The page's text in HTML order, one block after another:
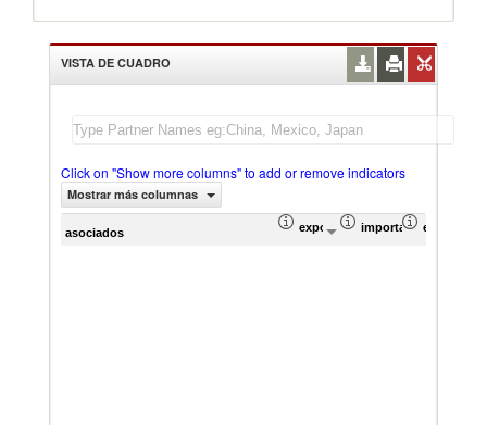
VISTA DE CUADRO
Click on "Show more columns" to add or remove indicators
Mostrar más columnas
asociados exportación Valor del comercio
importación Valor del